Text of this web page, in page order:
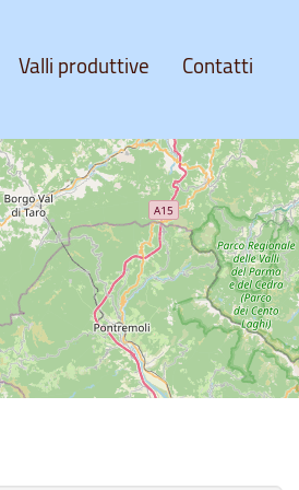
Valli produttive Contatti